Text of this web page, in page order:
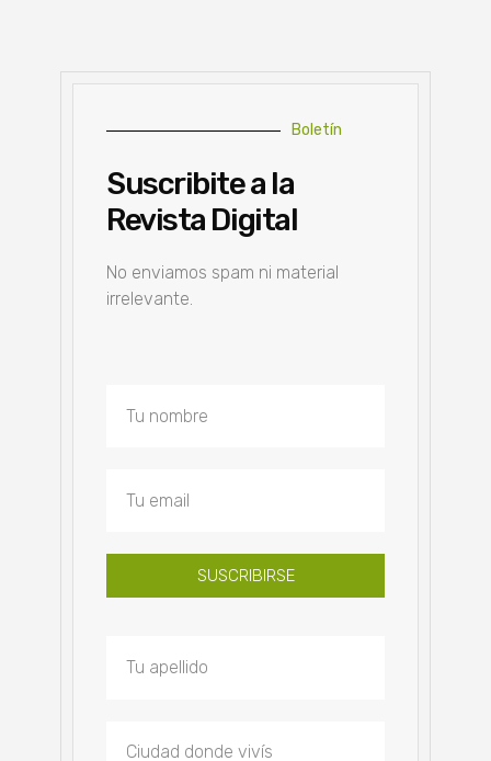
Boletín
Suscribite a la
Revista Digital
No enviamos spam ni material
irrelevante.
SUSCRIBIRSE